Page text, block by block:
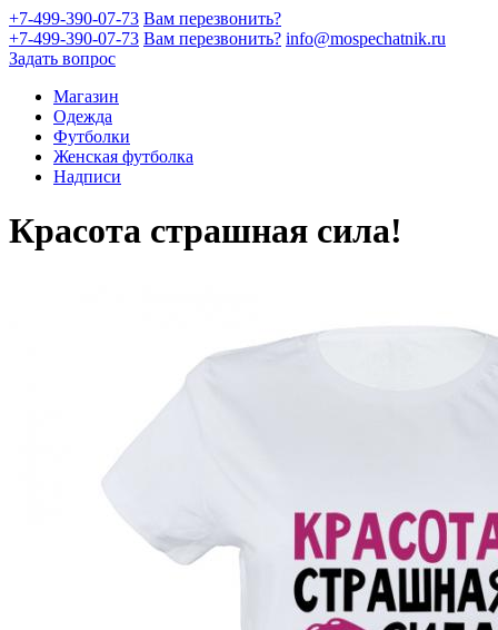
+7-499-390-07-73 Вам перезвонить?
+7-499-390-07-73 Вам перезвонить? info@mospechatnik.ru
Задать вопрос
Магазин
Одежда
Футболки
Женская футболка
Надписи
Красота страшная сила!